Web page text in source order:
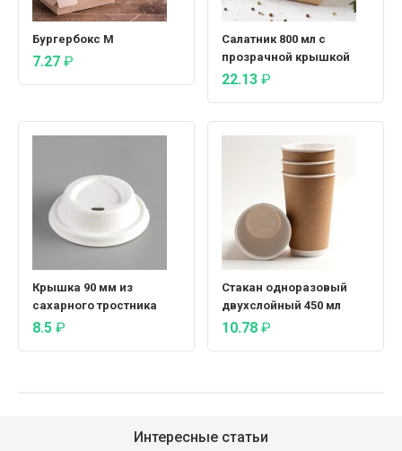
Бургербокс М
7.27 ₽
Салатник 800 мл с
прозрачной крышкой
22.13 ₽
Крышка 90 мм из
сахарного тростника
8.5 ₽
Стакан одноразовый
двухслойный 450 мл
10.78 ₽
Интересные статьи